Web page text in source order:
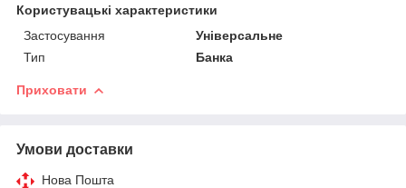
Користувацькі характеристики
Застосування
Універсальне
Тип
Банка
Приховати
Умови доставки
Нова Пошта